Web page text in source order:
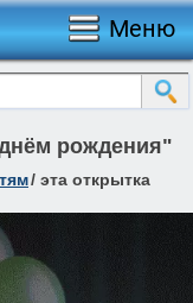
Меню
рождения"
/ эта открытка